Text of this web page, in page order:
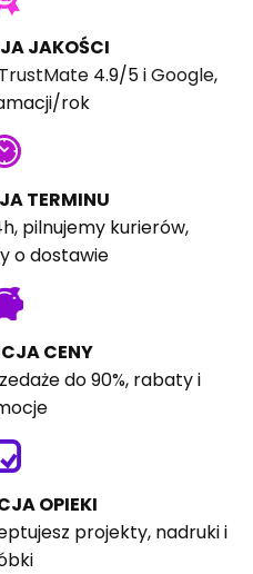
JAKOŚCI
4.9/5 iGoogle,
rok
TERMINU
pilnujemy kurierów,
o dostawie
CENY
do 90%, rabaty i
OPIEKI
projekty, nadruki i